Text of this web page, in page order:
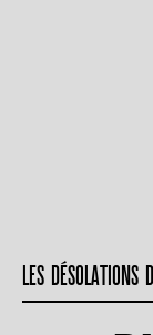
LES DÉSOLATIONS